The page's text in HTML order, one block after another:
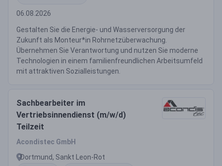
06.08.2026
Gestalten Sie die Energie- und Wasserversorgung der
Zukunft als Monteur*in Rohrnetzüberwachung.
Übernehmen Sie Verantwortung und nutzen Sie moderne
Technologien in einem familienfreundlichen Arbeitsumfeld
mit attraktiven Sozialleistungen.
Sachbearbeiter im
Vertriebsinnendienst (m/w/d)
Teilzeit
Acondistec GmbH
Dortmund, Sankt Leon-Rot